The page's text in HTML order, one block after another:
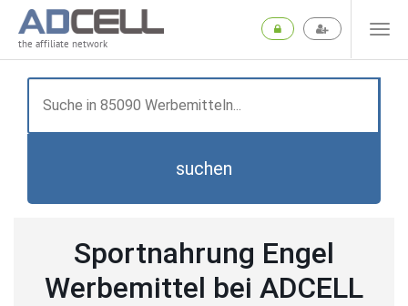
the affiliate network
suchen
Sportnahrung Engel
Werbemittel bei ADCELL